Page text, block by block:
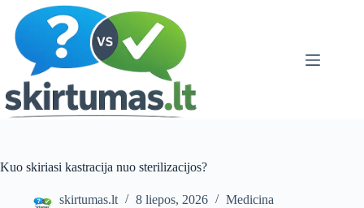
content
Kuo skiriasi kastracija nuo sterilizacijos?
skirtumas.lt 8 liepos, 2026 Medicina